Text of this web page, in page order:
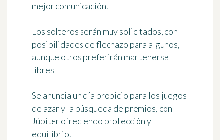
mejor comunicación.
Los solteros serán muy solicitados, con
posibilidades de flechazo para algunos,
aunque otros preferirán mantenerse
libres.
Se anuncia un día propicio para los juegos
de azar y la búsqueda de premios, con
Júpiter ofreciendo protección y
equilibrio.